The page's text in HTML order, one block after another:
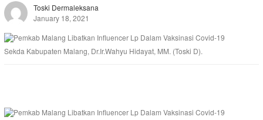
Toski Dermaleksana
January 18, 2021
Sekda Kabupaten Malang, Dr.Ir.Wahyu Hidayat, MM. (Toski D).